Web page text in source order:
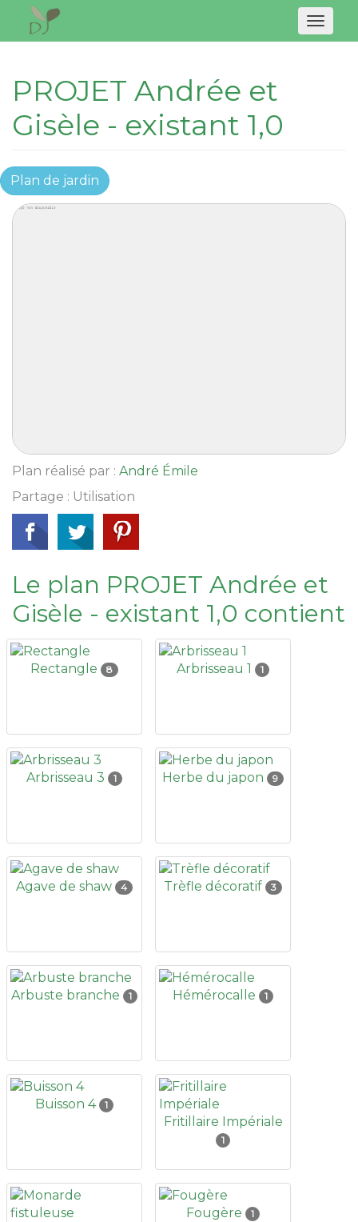
PROJET Andrée et
Gisèle - existant 1,0
Plan de jardin
Plan réalisé par : André Émile
Partage : Utilisation
Le plan PROJET Andrée et
Gisèle - existant 1,0 contient
Rectangle 8 Arbrisseau 1 1
Arbrisseau 3 1 Herbe du japon 9
Agave de shaw 4 Trèfle décoratif 3
Arbuste branche 1 Hémérocalle 1
Buisson 4 1
Fritillaire Impériale
1
Fougère 1